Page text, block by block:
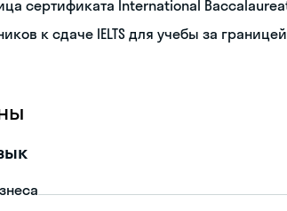
сертификата International
к сдаче IELTS для учебы за границей